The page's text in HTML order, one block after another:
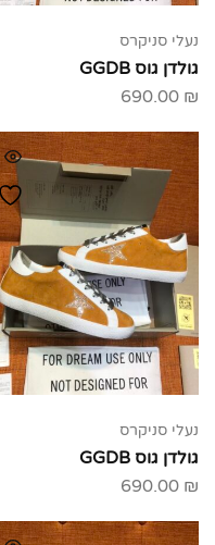
נעלי סניקרס
גולדן גוס GGDB
690.00 ₪
נעלי סניקרס
גולדן גוס GGDB
690.00 ₪